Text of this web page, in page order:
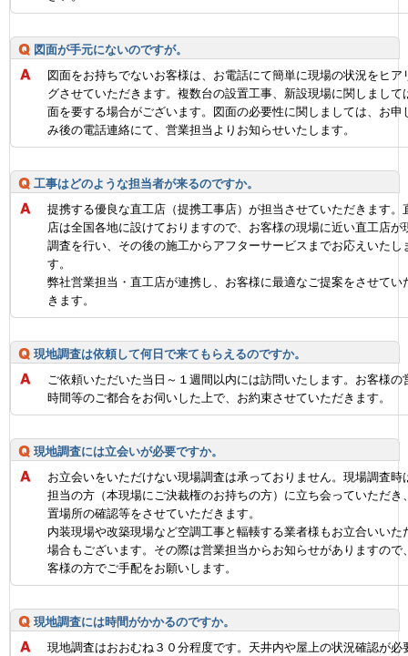
図面が手元にないのですが。
図面をお持ちでないお客様は、お電話にて簡単に現場の状況をヒア
グさせていただきます。複数台の設置工事、新設現場に関しまして
面を要する場合がございます。図面の必要性に関しましては、お申
み後の電話連絡にて、営業担当よりお知らせいたします。
工事はどのような担当者が来るのですか。
提携する優良な直工店（提携工事店）が担当させていただきます。
店は全国各地に設けておりますので、お客様の現場に近い直工店が
調査を行い、その後の施工からアフターサービスまでお応えいたし
す。
弊社営業担当・直工店が連携し、お客様に最適なご提案をさせてい
きます。
現地調査は依頼して何日で来てもらえるのですか。
ご依頼いただいた当日～１週間以内には訪問いたします。お客様の
時間等のご都合をお伺いした上で、お約束させていただきます。
現地調査には立会いが必要ですか。
お立会いをいただけない現場調査は承っておりません。現場調査時
担当の方（本現場にご決裁権のお持ちの方）に立ち会っていただき
置場所の確認等をさせていただきます。
内装現場や改築現場など空調工事と輻輳する業者様もお立合いいた
場合もございます。その際は営業担当からお知らせがありますので
客様の方でご手配をお願いします。
現地調査には時間がかかるのですか。
現地調査はおおむね３０分程度です。天井内や屋上の状況確認が必